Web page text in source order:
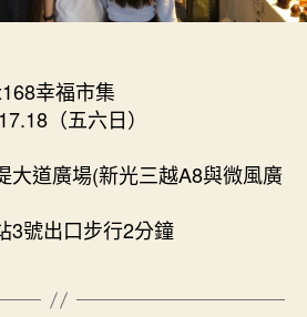
幸福市集
（五六日）
大道廣場(新光三越A8與微風廣
3號出口步行2分鐘